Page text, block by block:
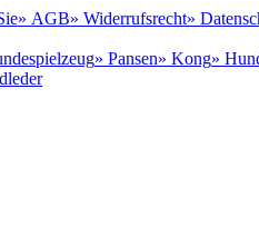
» AGB» Widerrufsrecht»
» Pansen» Kong»